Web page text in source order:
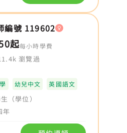
編號 119602
起每小時學費
瀏覽過
幼兒中文 英國語文
（學位）
年